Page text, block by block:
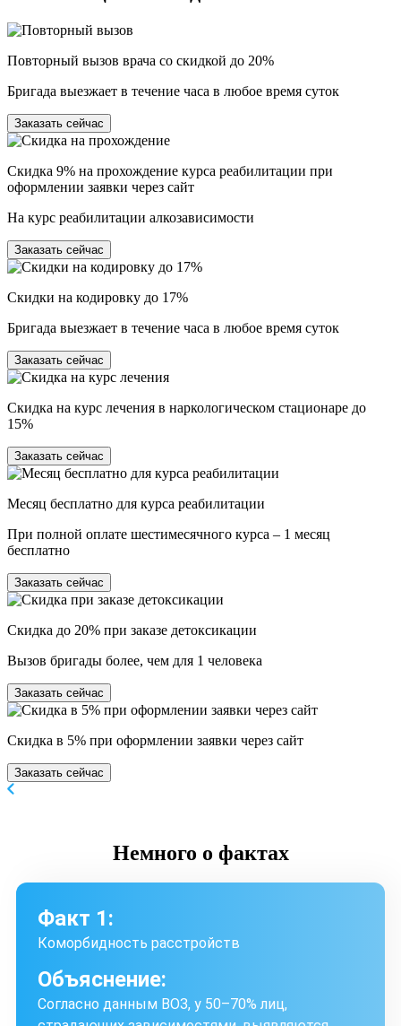
Повторный вызов врача со скидкой до 20%
Бригада выезжает в течение часа в любое время суток
Заказать сейчас
Скидка 9% на прохождение курса реабилитации при
оформлении заявки через сайт
На курс реабилитации алкозависимости
Заказать сейчас
Скидки на кодировку до 17%
Бригада выезжает в течение часа в любое время суток
Заказать сейчас
Скидка на курс лечения в наркологическом стационаре до
15%
Заказать сейчас
Месяц бесплатно для курса реабилитации
При полной оплате шестимесячного курса – 1 месяц
бесплатно
Заказать сейчас
Скидка до 20% при заказе детоксикации
Вызов бригады более, чем для 1 человека
Заказать сейчас
Скидка в 5% при оформлении заявки через сайт
Заказать сейчас
Немного о фактах
Факт 1:
Коморбидность расстройств
Объяснение:
Согласно данным ВОЗ, у 50–70% лиц,